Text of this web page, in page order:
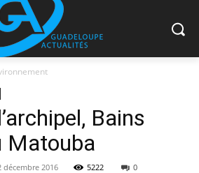
Bains
Matouba
décembre 2016 5222 0